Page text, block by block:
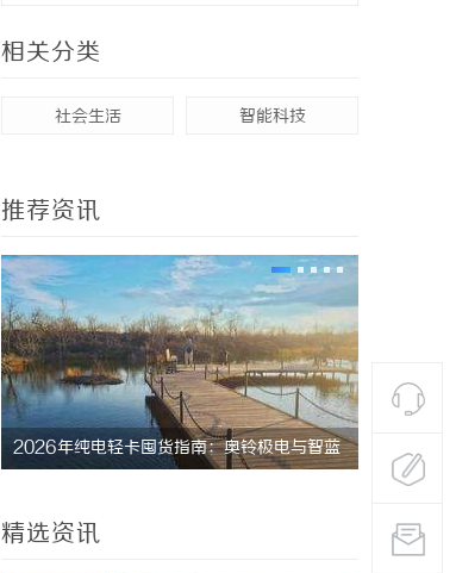
相关分类
社会生活 智能科技
推荐资讯
2026年纯电轻卡囤货指南：奥铃极电与智蓝 770FE20
命性材料
精选资讯